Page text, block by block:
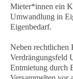
Mieter*innen ein
Umwandlung in
Eigenbedarf.
Neben rechtlichen
Verdrängungsfeld
Entmietung durch